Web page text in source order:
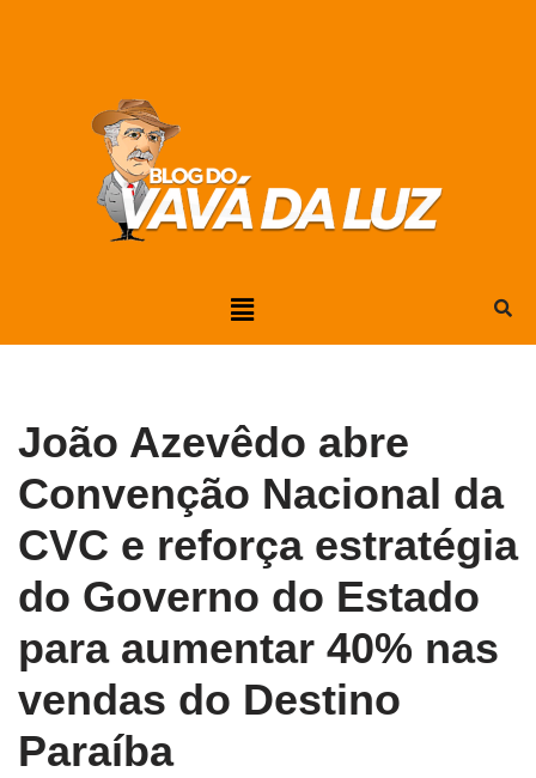
João Azevêdo abre
Convenção Nacional da
CVC e reforça estratégia
do Governo do Estado
para aumentar 40% nas
vendas do Destino
Paraíba